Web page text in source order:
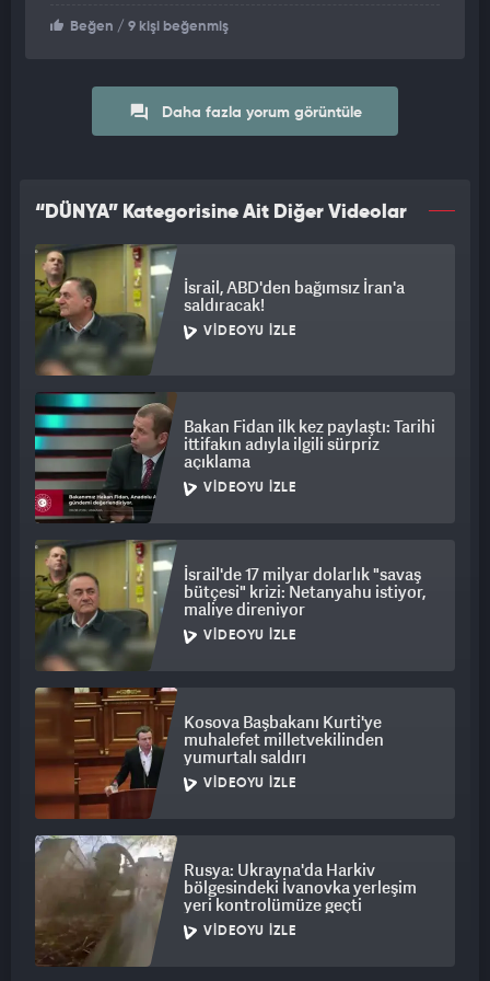
Beğen / 9 kişi beğenmiş
Daha fazla yorum görüntüle
“DÜNYA” Kategorisine Ait Diğer Videolar
İsrail, ABD'den bağımsız İran'a
saldıracak!
VIDEOYU İZLE
Bakan Fidan ilk kez paylaştı: Tarihi
ittifakın adıyla ilgili sürpriz
açıklama
VIDEOYU İZLE
İsrail'de 17 milyar dolarlık "savaş
bütçesi" krizi: Netanyahu istiyor,
maliye direniyor
VIDEOYU İZLE
Kosova Başbakanı Kurti'ye
muhalefet milletvekilinden
yumurtalı saldırı
VIDEOYU İZLE
Rusya: Ukrayna'da Harkiv
bölgesindeki İvanovka yerleşim
yeri kontrolümüze geçti
VIDEOYU İZLE